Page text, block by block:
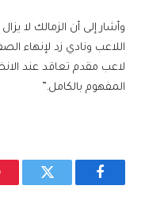
وأشار إلى أن الزمالك لا
اللاعب ونادي زد لإنهاء
لاعب مقدم تعاقد عند
المفهوم بالكامل.”
فيسبوك تويتر